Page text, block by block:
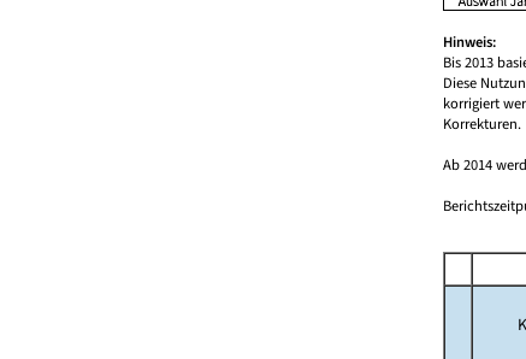
Hinweis:
Bis 2013
Diese
korrigiert
Korrekturen.
Ab 2014